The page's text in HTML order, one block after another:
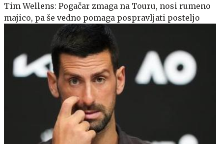
Tim Wellens: Pogačar zmaga na Touru, nosi rumeno
majico, pa še vedno pomaga pospravljati posteljo